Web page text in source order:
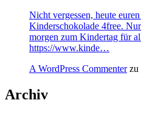
Nicht vergessen, heute
Kinderschokolade 4free.
morgen zum Kindertag für
https://www.kinde…
A WordPress Commenterzu
Archiv